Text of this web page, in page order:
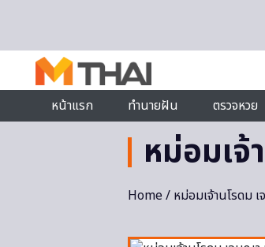
หน้าแรก
ทำนายฝัน ตรวจหวย
หม่อมเจ้
Home/ หม่อมเจ้านโรดม